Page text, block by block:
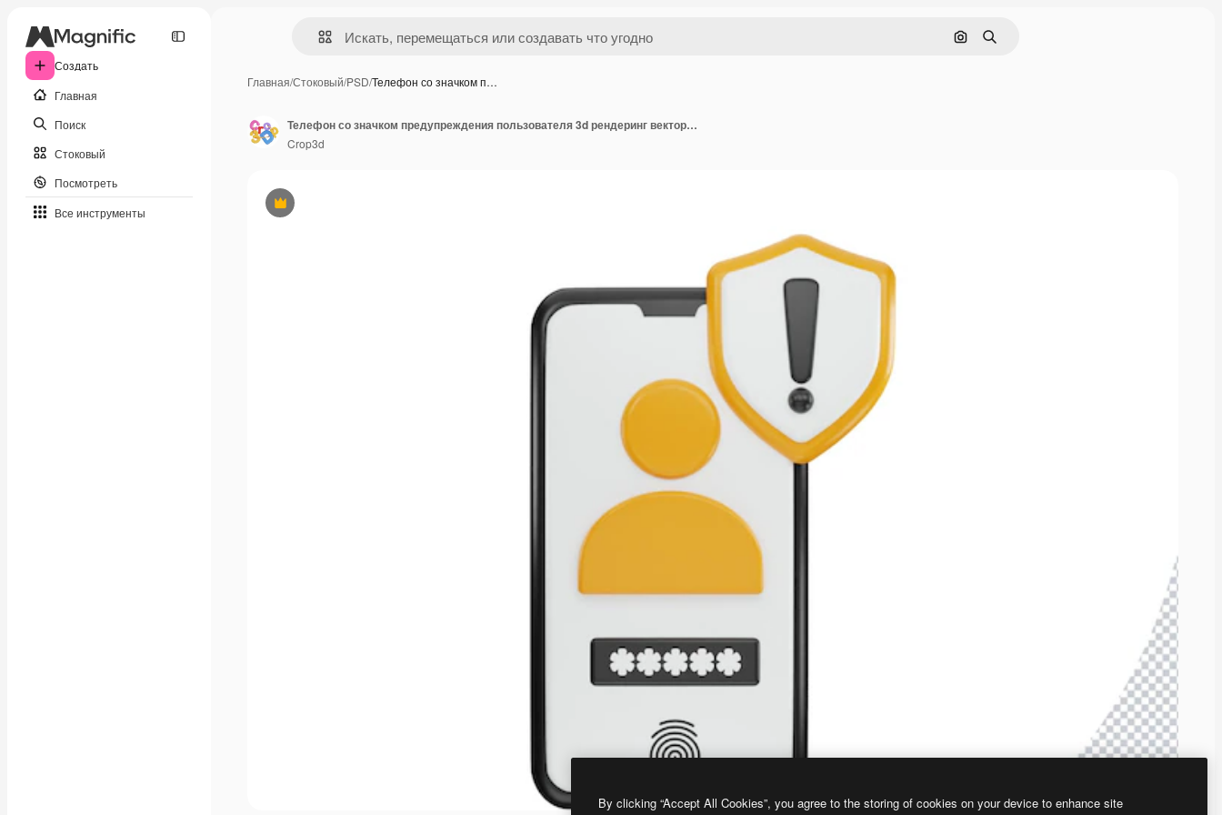
Создать
Главная
Поиск
Стоковый
Посмотреть
Все инструменты
Поиск по изображению
Поиск
Главная/Стоковый/PSD/Телефон со значком п…
Премиум
Телефон со значком предупреждения пользователя 3d рендеринг векторной иллюстрации
Crop3d
By clicking “Accept All Cookies”, you agree to the storing of cookies on your device to enhance site